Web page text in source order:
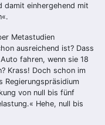
damit einhergehend mit
Metastudien
ausreichend ist? Dass
fahren, wenn sie 18
Krass! Doch schon im
Regierungspräsidium
von null bis fünf
Hehe, null bis